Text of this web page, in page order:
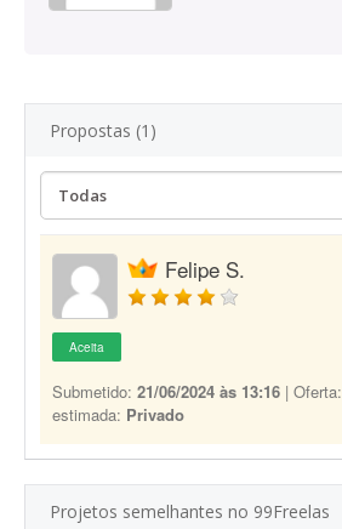
Propostas (1)
Felipe S.
Aceita
Submetido: 21/06/2024 às 13:16 | Oferta:
estimada: Privado
Projetos semelhantes no 99Freelas